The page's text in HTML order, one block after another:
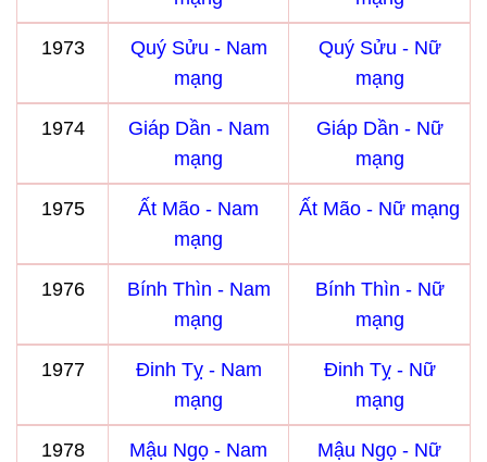
1973
Quý Sửu - Nam
mạng
Quý Sửu - Nữ
mạng
1974
Giáp Dần - Nam
mạng
Giáp Dần - Nữ
mạng
1975
Ất Mão - Nam
mạng
Ất Mão - Nữ mạng
1976
Bính Thìn - Nam
mạng
Bính Thìn - Nữ
mạng
1977
Đinh Tỵ - Nam
mạng
Đinh Tỵ - Nữ
mạng
1978
Mậu Ngọ - Nam
Mậu Ngọ - Nữ